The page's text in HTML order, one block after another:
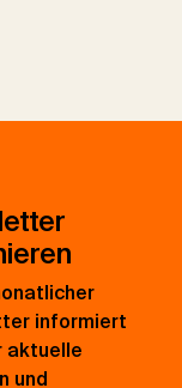
informiert
aktuelle
und